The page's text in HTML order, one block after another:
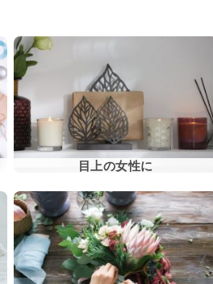
目上の女性に